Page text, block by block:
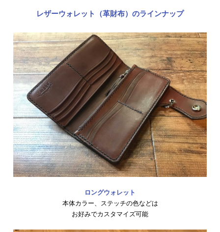
レザーウォレット（革財布）のラインナップ
ロングウォレット
本体カラー、ステッチの色などは
お好みでカスタマイズ可能